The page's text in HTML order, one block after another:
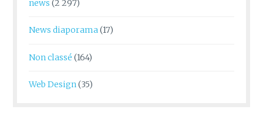
news (2 297)
News diaporama(17)
Non classé (164)
Web Design(35)